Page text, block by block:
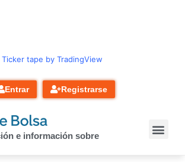
Ticker tape by TradingView
Entrar Registrarse
e información sobre